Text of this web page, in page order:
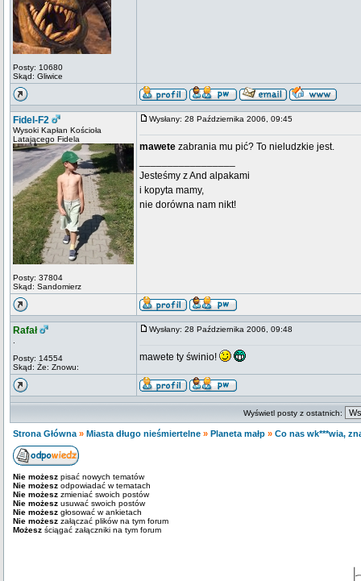
Posty: 10680
Skąd: Gliwice
Fidel-F2
Wysoki Kapłan Kościoła
Latającego Fidela
Posty: 37804
Skąd: Sandomierz
Wysłany: 28 Października 2006, 09:45
mawete zabrania mu pić? To nieludzkie jest.
Jesteśmy z And alpakami
i kopyta mamy,
nie dorówna nam nikt!
Rafał
Posty: 14554
Skąd: Że: Znowu:
Wysłany: 28 Października 2006, 09:48
mawete ty świnio!
Wyświetl posty z ostatnich:
Strona Główna » Miasta długo nieśmiertelne » Planeta małp » Co nas wk***wia,
Nie możesz pisać nowych tematów
Nie możesz odpowiadać w tematach
Nie możesz zmieniać swoich postów
Nie możesz usuwać swoich postów
Nie możesz głosować w ankietach
Nie możesz załączać plików na tym forum
Możesz ściągać załączniki na tym forum